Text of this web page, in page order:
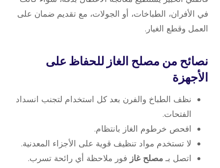
في الأفران، الطباخات، أو الجولات، مع تقديم ضمان على
العمل وقطع الغيار.
نصائح من مصلح الغاز للحفاظ على
الأجهزة
نظف الطباخ والفرن بعد كل استخدام لتجنب انسداد
الفتحات.
افحص خرطوم الغاز بانتظام.
لا تستخدم مواد تنظيف قوية على الأجزاء المعدنية.
اتصل بـمصلح غاز فور ملاحظة أي رائحة تسرب.